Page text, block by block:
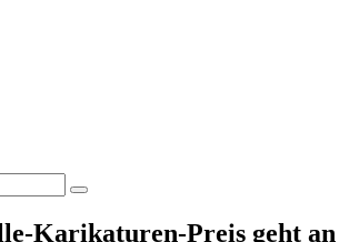
Karikaturen-Preis geht an